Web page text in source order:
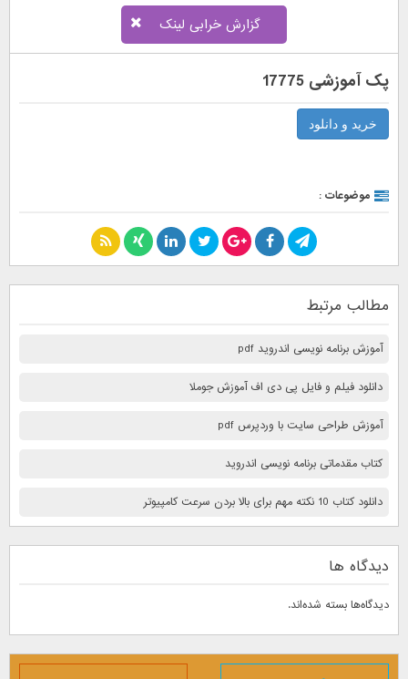
گزارش خرابی لینک
پک آموزشی 17775
خرید و دانلود
موضوعات :
مطالب مرتبط
آموزش برنامه نویسی اندروید pdf
دانلود فیلم و فایل پی دی اف آموزش جوملا
آموزش طراحی سایت با وردپرس pdf
کتاب مقدماتی برنامه نویسی اندروید
دانلود کتاب 10 نكته مهم برای بالا بردن سرعت كامپيوتر
دیدگاه ها
دیدگاه‌ها بسته شده‌اند.